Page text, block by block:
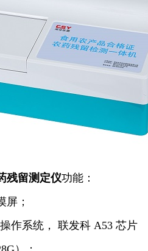
残留测定仪功能：
屏；
作系统， 联发科 A53 芯片